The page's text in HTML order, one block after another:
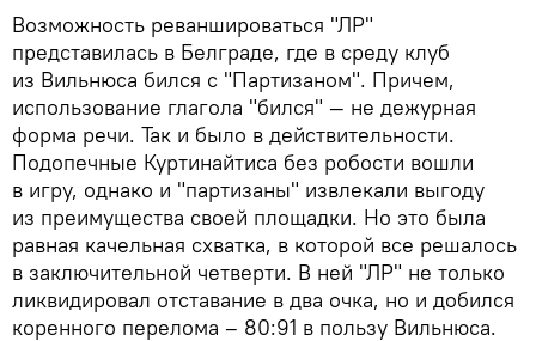
Возможность реваншироваться "ЛР"
представилась в Белграде, где в среду клуб
из Вильнюса бился с "Партизаном". Причем,
использование глагола "бился" — не дежурная
форма речи. Так и было в действительности.
Подопечные Куртинайтиса без робости вошли
в игру, однако и "партизаны" извлекали выгоду
из преимущества своей площадки. Но это была
равная качельная схватка, в которой все решалось
в заключительной четверти. В ней "ЛР" не только
ликвидировал отставание в два очка, но и добился
коренного перелома – 80:91 в пользу Вильнюса.